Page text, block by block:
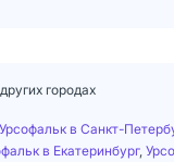
городах
Урсофальк в Санкт-
в Екатеринбург,